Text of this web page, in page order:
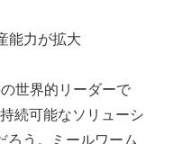
能力が拡大
世界的リーダーで
続可能なソリューシ
ろう。ミールワーム